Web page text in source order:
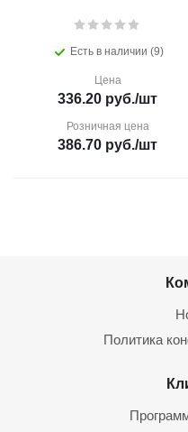
Есть в наличии (9)
Цена
336.20 руб./шт
Розничная цена
386.70 руб./шт
Политика